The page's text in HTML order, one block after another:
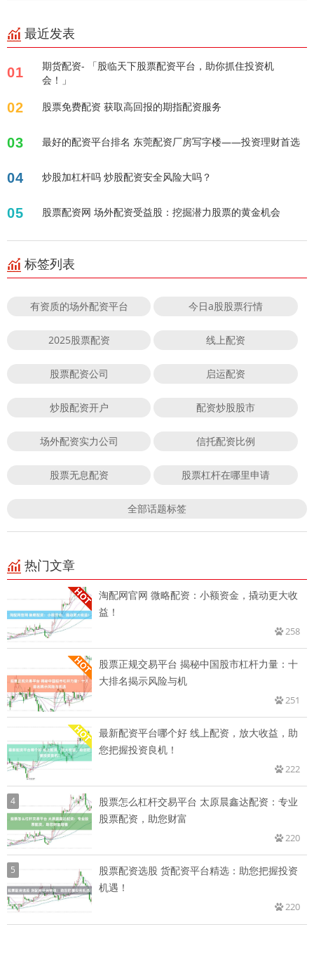
最近发表
01
期货配资- 「股临天下股票配资平台，助你抓住投资机
会！」
02 股票免费配资 获取高回报的期指配资服务
03 最好的配资平台排名 东莞配资厂房写字楼——投资理财首选
04 炒股加杠杆吗 炒股配资安全风险大吗？
05 股票配资网 场外配资受益股：挖掘潜力股票的黄金机会
标签列表
有资质的场外配资平台 今日a股股票行情
2025股票配资 线上配资
股票配资公司 启运配资
炒股配资开户 配资炒股股市
场外配资实力公司 信托配资比例
股票无息配资 股票杠杆在哪里申请
全部话题标签
热门文章
淘配网官网 微略配资：小额资金，撬动更大收
益！
258
股票正规交易平台 揭秘中国股市杠杆力量：十
大排名揭示风险与机
251
最新配资平台哪个好 线上配资，放大收益，助
您把握投资良机！
222
4
股票怎么杠杆交易平台 太原晨鑫达配资：专业
股票配资，助您财富
220
5
股票配资选股 货配资平台精选：助您把握投资
机遇！
220